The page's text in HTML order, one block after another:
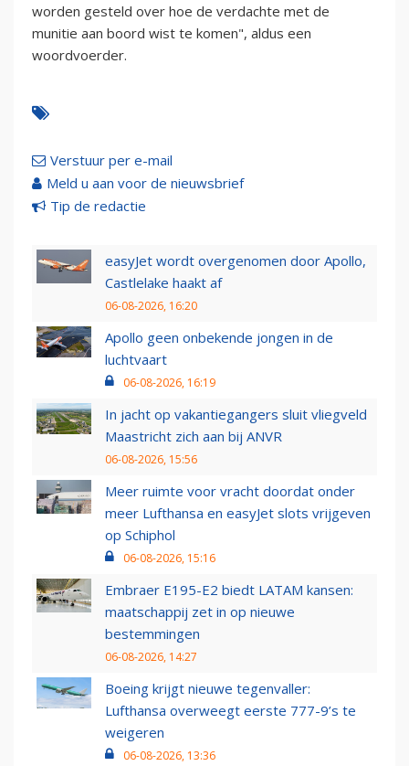
worden gesteld over hoe de verdachte met de
munitie aan boord wist te komen", aldus een
woordvoerder.
Verstuur per e-mail
Meld u aan voor de nieuwsbrief
Tip de redactie
easyJet wordt overgenomen door Apollo,
Castlelake haakt af
06-08-2026, 16:20
Apollo geen onbekende jongen in de
luchtvaart
06-08-2026, 16:19
In jacht op vakantiegangers sluit vliegveld
Maastricht zich aan bij ANVR
06-08-2026, 15:56
Meer ruimte voor vracht doordat onder
meer Lufthansa en easyJet slots vrijgeven
op Schiphol
06-08-2026, 15:16
Embraer E195-E2 biedt LATAM kansen:
maatschappij zet in op nieuwe
bestemmingen
06-08-2026, 14:27
Boeing krijgt nieuwe tegenvaller:
Lufthansa overweegt eerste 777-9’s te
weigeren
06-08-2026, 13:36